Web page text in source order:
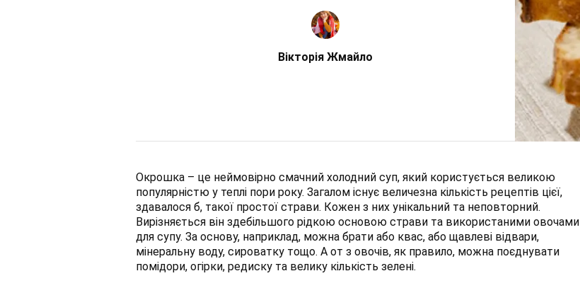
Вікторія Жмайло
Окрошка – це неймовірно смачний холодний суп, який користується великою
популярністю у теплі пори року. Загалом існує величезна кількість рецептів цієї,
здавалося б, такої простої страви. Кожен з них унікальний та неповторний.
Вирізняється він здебільшого рідкою основою страви та використаними овочами
для супу. За основу, наприклад, можна брати або квас, або щавлеві відвари,
мінеральну воду, сироватку тощо. А от з овочів, як правило, можна поєднувати
помідори, огірки, редиску та велику кількість зелені.